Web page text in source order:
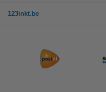
123inkt.be